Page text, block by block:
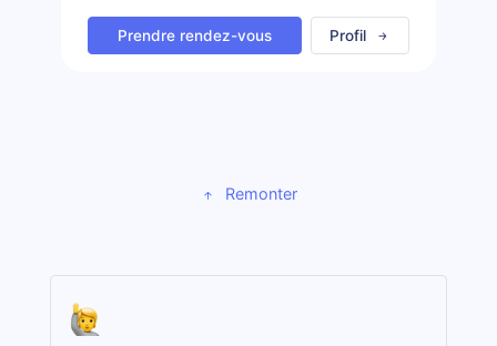
Prendre rendez-vous Profil
Remonter